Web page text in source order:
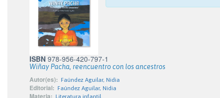
ISBN 978-956-420-797-1
Wiñay Pacha, reencuentro con los ancestros
Autor(es): Faúndez Aguilar, Nidia
Editorial: Faúndez Aguilar, Nidia
Materia: Literatura infantil